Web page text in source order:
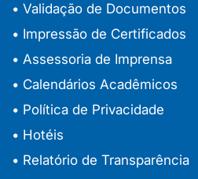
• Validação de Documentos
• Impressão de Certificados
• Assessoria de Imprensa
• Calendários Acadêmicos
• Política de Privacidade
• Hotéis
• Relatório de Transparência